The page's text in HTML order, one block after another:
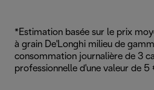
*Estimation basée sur le prix
à grain De'Longhi milieu de
consommation journalière de 3
professionnelle d'une valeur de 5